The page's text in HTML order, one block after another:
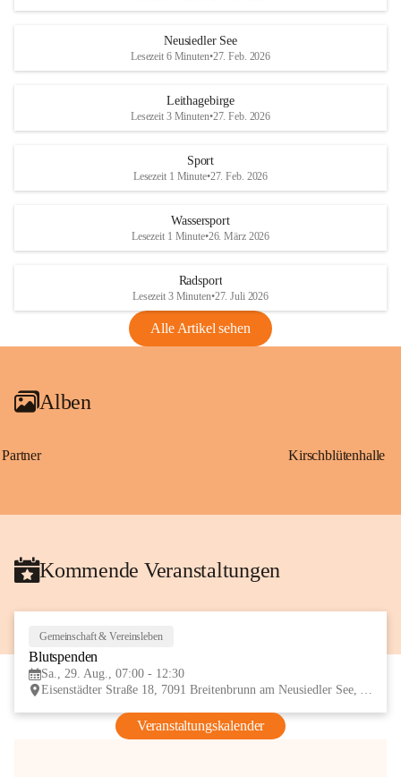
d
S
vor den prognostizierten Ernteausfällen
und den daraus folgenden wirtschaftlichen
Maßnahmen zur Bekämpfung
Rebe und der Amerikanischen
Anhang VBl. EU Nr. 18
1 Seite•1,4 MB
VBl. EU Nr. 18_2026
d
r
S
Neusiedler See
Lesezeit 6 Minuten•27. Feb. 2026
Leithagebirge
Lesezeit 3 Minuten•27. Feb. 2026
Sport
Lesezeit 1 Minute•27. Feb. 2026
Wassersport
Lesezeit 1 Minute•26. März 2026
Radsport
Lesezeit 3 Minuten•27. Juli 2026
Alle Artikel sehen
Alben
Partner Kirschblütenhalle
Kommende Veranstaltungen
Gemeinschaft & Vereinsleben
Blutspenden
Sa., 29. Aug., 07:00 - 12:30
Eisenstädter Straße 18, 7091 Breitenbrunn am Neusiedler See, AUT
Veranstaltungskalender